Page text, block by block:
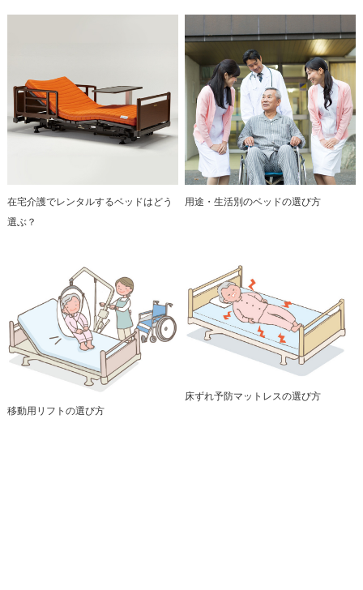
在宅介護でレンタルするベッドはどう
選ぶ？
用途・生活別のベッドの選び方
移動用リフトの選び方
床ずれ予防マットレスの選び方